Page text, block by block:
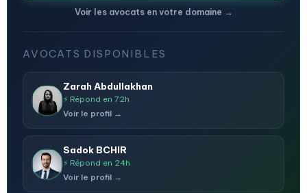
Voir les avocats en votre domaine →
AVOCATS DISPONIBLES
Zarah Abdullakhan
⚡ Répond en 72h
Voir le profil →
Sadok BCHIR
⚡ Répond en 24h
Voir le profil →